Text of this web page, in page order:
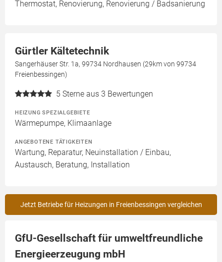
Thermostat, Renovierung, Renovierung / Badsanierung
Gürtler Kältetechnik
Sangerhäuser Str. 1a, 99734 Nordhausen (29km von 99734
Freienbessingen)
5 Sterne aus 3 Bewertungen
HEIZUNG SPEZIALGEBIETE
Wärmepumpe, Klimaanlage
ANGEBOTENE TÄTIGKEITEN
Wartung, Reparatur, Neuinstallation / Einbau,
Austausch, Beratung, Installation
Jetzt Betriebe für Heizungen in Freienbessingen vergleichen
GfU-Gesellschaft für umweltfreundliche
Energieerzeugung mbH